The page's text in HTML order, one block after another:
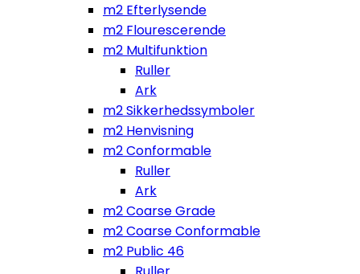
m2 Efterlysende
m2 Flourescerende
m2 Multifunktion
Ruller
Ark
m2 Sikkerhedssymboler
m2 Henvisning
m2 Conformable
Ruller
Ark
m2 Coarse Grade
m2 Coarse Conformable
m2 Public 46